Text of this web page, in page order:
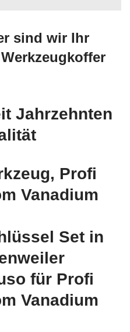
sind wir Ihr
Jahrzehnten
Profi
Vanadium
Set in
für Profi
Vanadium